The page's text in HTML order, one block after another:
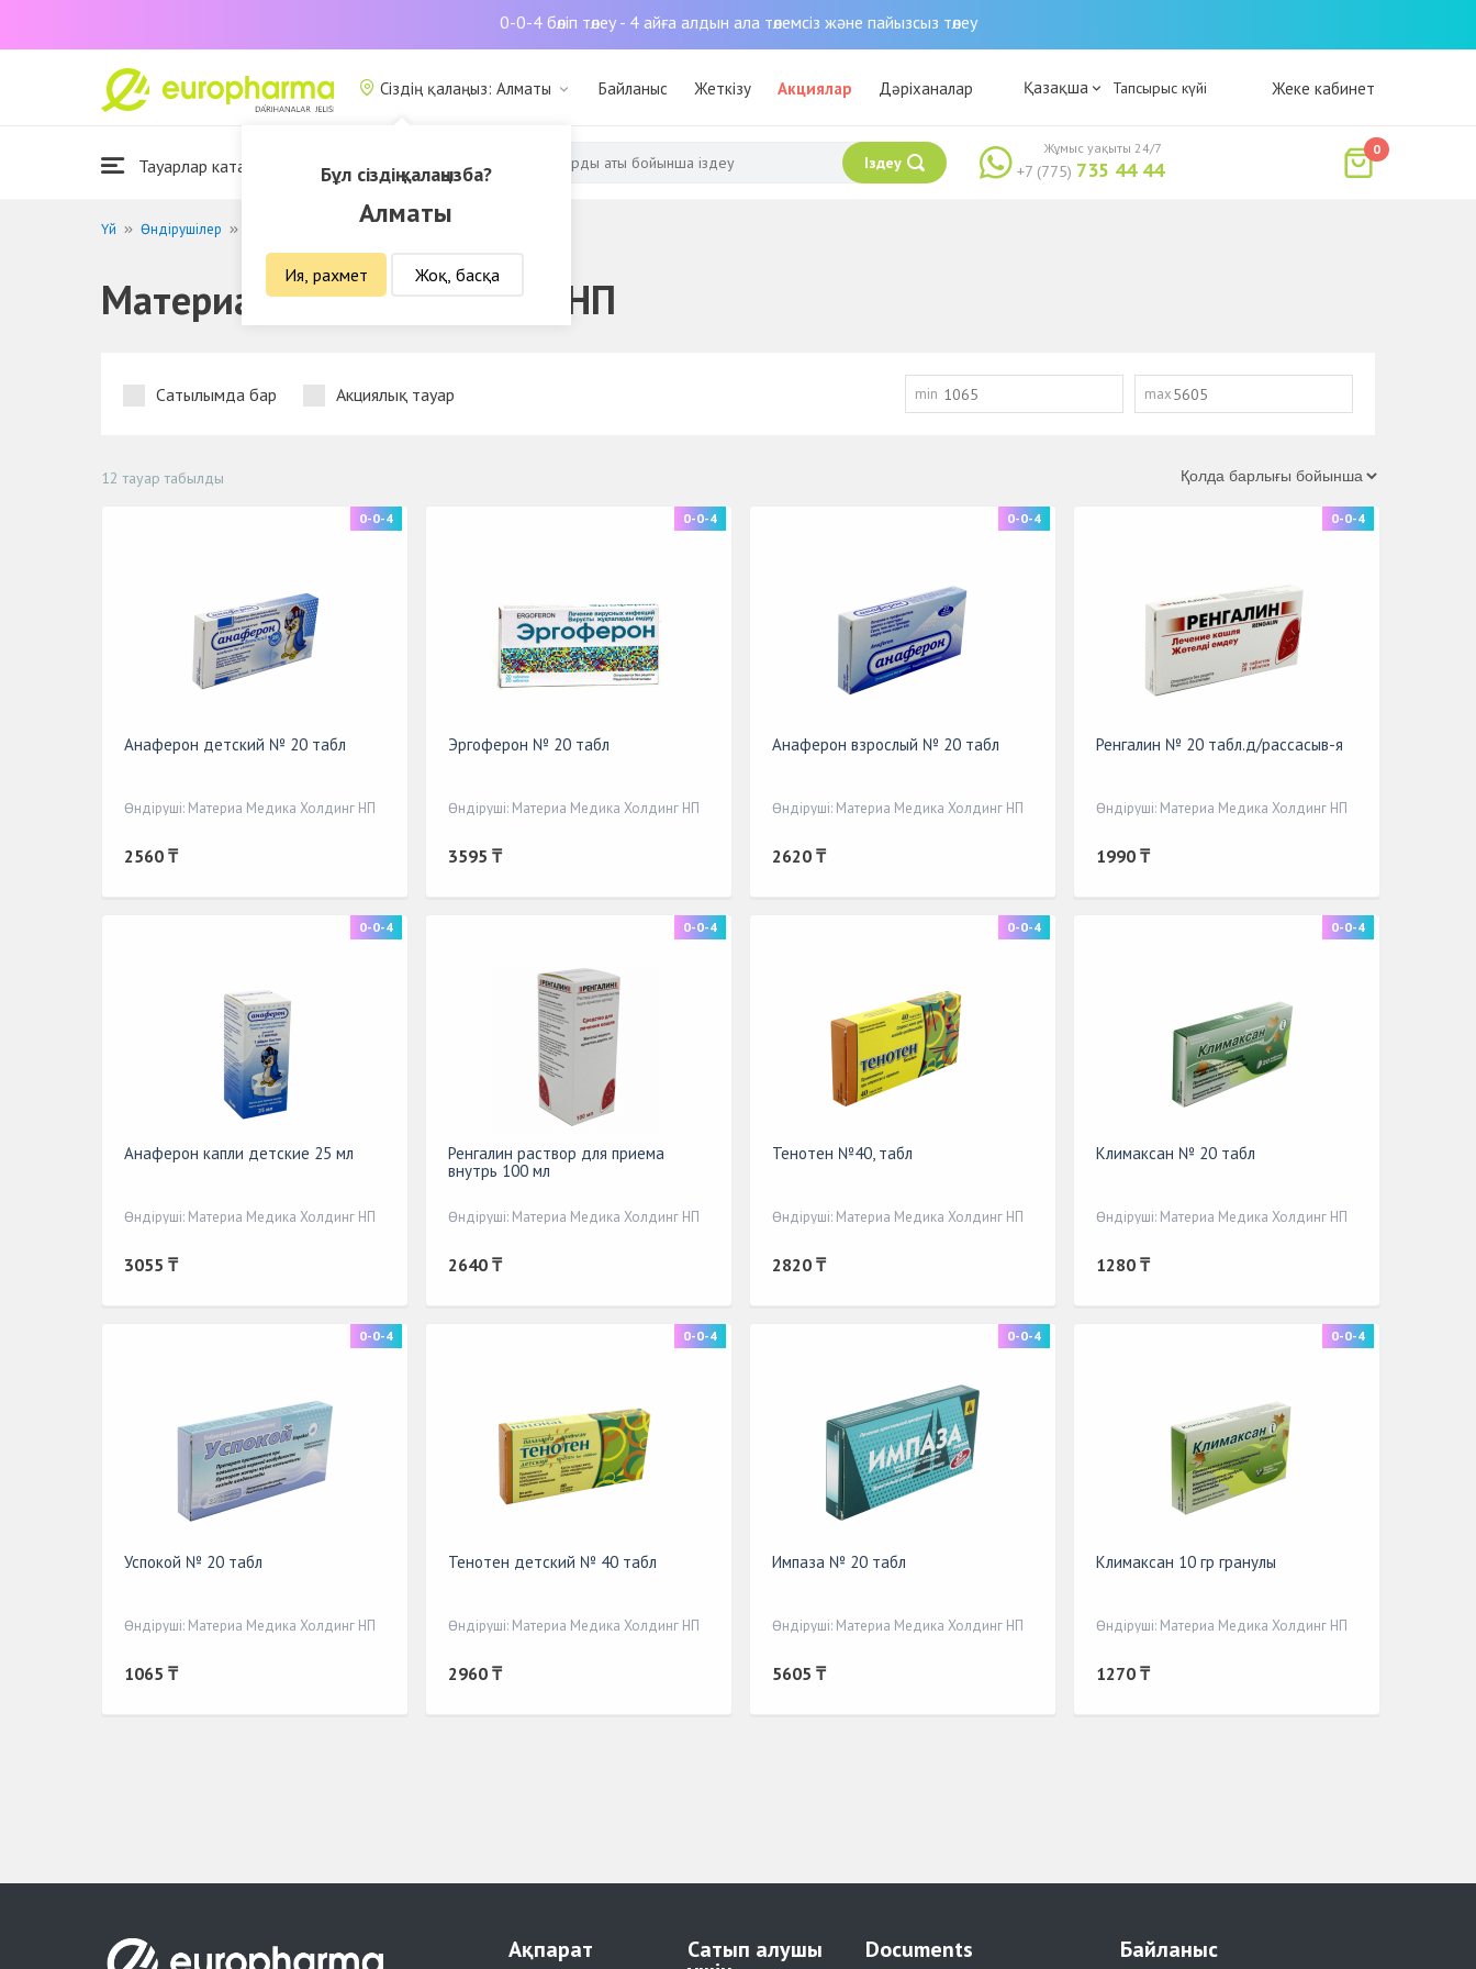
0-0-4 бөліп төлеу - 4 айға алдын ала төлемсіз және пайызсыз төлеу
Сіздің қалаңыз: Алматы
Бұл сіздің қалаңызба?
Алматы
Ия, рахмет Жоқ, басқа
Байланыс Жеткізу Акциялар Дәріханалар
Біз туралы
Қазақша Тапсырыс күйі Жеке кабинет
Тауарлар каталогы Іздеу +7 (775) 735 44 44
Жұмыс уақыты 24/7 0
Үй Өндірушілер
Материа Медика Холдинг НП
Сатылымда бар Акциялық тауар min max
12 тауар табылды
0-0-4
Анаферон детский № 20 табл
Өндіруші: Материа Медика Холдинг НП
2560 ₸
0-0-4
Эргоферон № 20 табл
Өндіруші: Материа Медика Холдинг НП
3595 ₸
0-0-4
Анаферон взрослый № 20 табл
Өндіруші: Материа Медика Холдинг НП
2620 ₸
0-0-4
Ренгалин № 20 табл.д/рассасыв-я
Өндіруші: Материа Медика Холдинг НП
1990 ₸
0-0-4
Анаферон капли детские 25 мл
Өндіруші: Материа Медика Холдинг НП
3055 ₸
0-0-4
Ренгалин раствор для приема
внутрь 100 мл
Өндіруші: Материа Медика Холдинг НП
2640 ₸
0-0-4
Тенотен №40, табл
Өндіруші: Материа Медика Холдинг НП
2820 ₸
0-0-4
Климаксан № 20 табл
Өндіруші: Материа Медика Холдинг НП
1280 ₸
0-0-4
Успокой № 20 табл
Өндіруші: Материа Медика Холдинг НП
1065 ₸
0-0-4
Тенотен детский № 40 табл
Өндіруші: Материа Медика Холдинг НП
2960 ₸
0-0-4
Импаза № 20 табл
Өндіруші: Материа Медика Холдинг НП
5605 ₸
0-0-4
Климаксан 10 гр гранулы
Өндіруші: Материа Медика Холдинг НП
1270 ₸
Ақпарат Сатып алушы Documents Байланыс